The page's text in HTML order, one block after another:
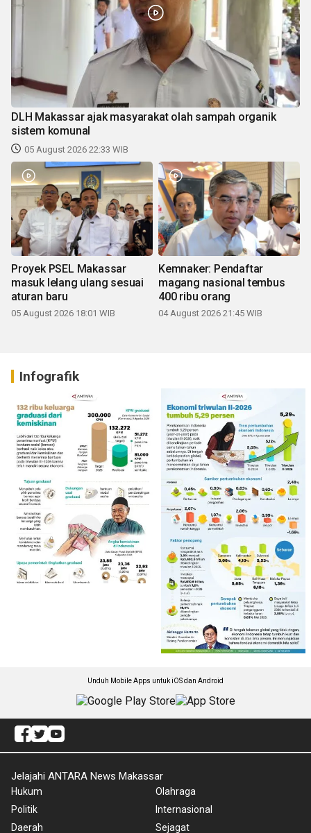
DLH Makassar ajak masyarakat olah sampah organik
sistem komunal
05 August 2026 22:33 WIB
Proyek PSEL Makassar
masuk lelang ulang sesuai
aturan baru
05 August 2026 18:01 WIB
Kemnaker: Pendaftar
magang nasional tembus
400 ribu orang
04 August 2026 21:45 WIB
Infografik
Unduh Mobile Apps untuk iOS dan Android
Jelajahi ANTARA News Makassar
Hukum
Politik
Daerah
Olahraga
Internasional
Sejagat